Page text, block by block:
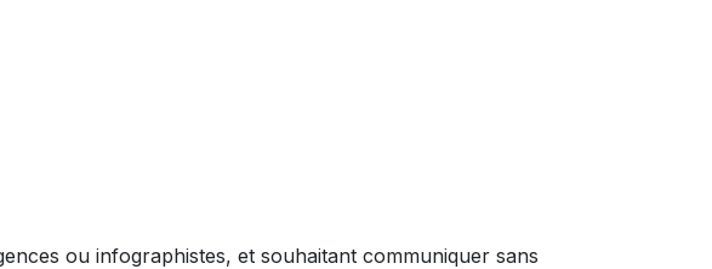
ou infographistes, et souhaitant communiquer sans